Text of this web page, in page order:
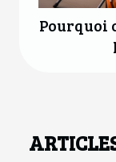
Pourquoi